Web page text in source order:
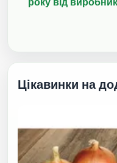
Цікавинки на